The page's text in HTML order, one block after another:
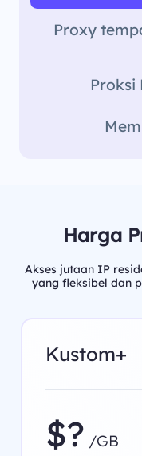
Proxy
Proksi
Harga
Akses jutaan IP
yang fleksibel dan
Kustom+
$? /GB